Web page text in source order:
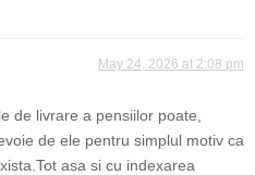
May 24, 2026 at 2:08 pm
de livrare a pensiilor poate,
de ele pentru simplul motiv ca
asa si cu indexarea